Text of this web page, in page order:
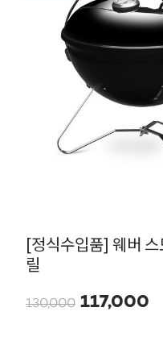
[정식수입품] 웨버
릴
130,000 117,000